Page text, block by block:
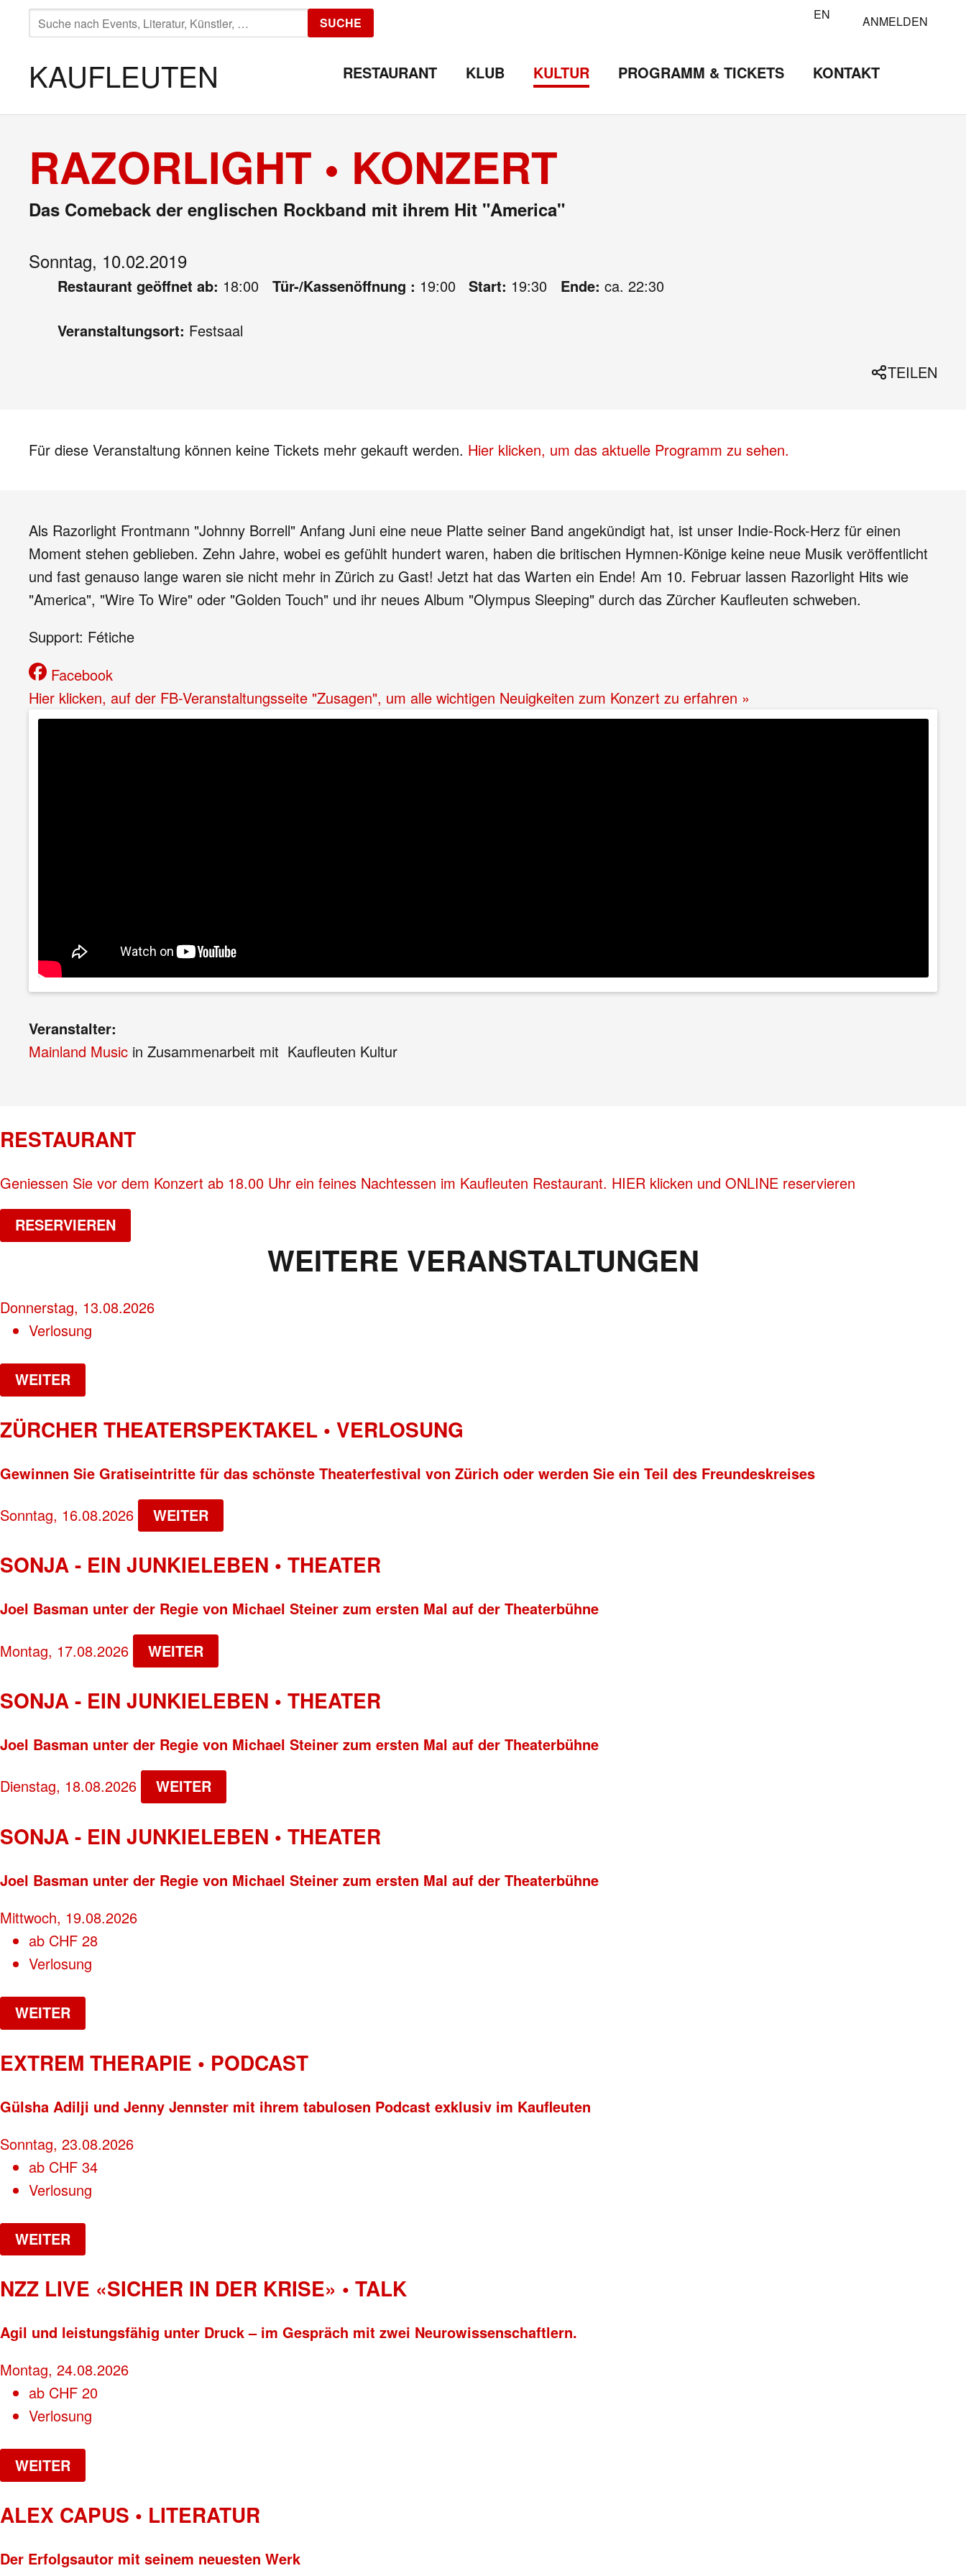
SUCHE
NACH:
SUCHE EN ANMELDEN
KAUFLEUTEN RESTAURANT KLUB KULTUR PROGRAMM & TICKETS KONTAKT
RAZORLIGHT • KONZERT
Das Comeback der englischen Rockband mit ihrem Hit "America"
Sonntag, 10.02.2019
Restaurant geöffnet ab: 18:00 Tür-/Kassenöffnung : 19:00 Start: 19:30 Ende: ca. 22:30
Veranstaltungsort: Festsaal
TEILEN
Für diese Veranstaltung können keine Tickets mehr gekauft werden. Hier klicken, um das aktuelle Programm zu sehen.
Als Razorlight Frontmann "Johnny Borrell" Anfang Juni eine neue Platte seiner Band angekündigt hat, ist unser Indie-Rock-Herz für einen
Moment stehen geblieben. Zehn Jahre, wobei es gefühlt hundert waren, haben die britischen Hymnen-Könige keine neue Musik veröffentlicht
und fast genauso lange waren sie nicht mehr in Zürich zu Gast! Jetzt hat das Warten ein Ende! Am 10. Februar lassen Razorlight Hits wie
"America", "Wire To Wire" oder "Golden Touch" und ihr neues Album "Olympus Sleeping" durch das Zürcher Kaufleuten schweben.
Support: Fétiche
Facebook
Hier klicken, auf der FB-Veranstaltungsseite "Zusagen", um alle wichtigen Neuigkeiten zum Konzert zu erfahren »
Veranstalter:
Mainland Music in Zusammenarbeit mit Kaufleuten Kultur
RESTAURANT
Geniessen Sie vor dem Konzert ab 18.00 Uhr ein feines Nachtessen im Kaufleuten Restaurant. HIER klicken und ONLINE reservieren
RESERVIEREN
WEITERE VERANSTALTUNGEN
Donnerstag, 13.08.2026
Verlosung
WEITER
ZÜRCHER THEATERSPEKTAKEL • VERLOSUNG
Gewinnen Sie Gratiseintritte für das schönste Theaterfestival von Zürich oder werden Sie ein Teil des Freundeskreises
Sonntag, 16.08.2026 WEITER
SONJA - EIN JUNKIELEBEN • THEATER
Joel Basman unter der Regie von Michael Steiner zum ersten Mal auf der Theaterbühne
Montag, 17.08.2026 WEITER
SONJA - EIN JUNKIELEBEN • THEATER
Joel Basman unter der Regie von Michael Steiner zum ersten Mal auf der Theaterbühne
Dienstag, 18.08.2026 WEITER
SONJA - EIN JUNKIELEBEN • THEATER
Joel Basman unter der Regie von Michael Steiner zum ersten Mal auf der Theaterbühne
Mittwoch, 19.08.2026
ab CHF 28
Verlosung
WEITER
EXTREM THERAPIE • PODCAST
Gülsha Adilji und Jenny Jennster mit ihrem tabulosen Podcast exklusiv im Kaufleuten
Sonntag, 23.08.2026
ab CHF 34
Verlosung
WEITER
NZZ LIVE «SICHER IN DER KRISE» • TALK
Agil und leistungsfähig unter Druck – im Gespräch mit zwei Neurowissenschaftlern.
Montag, 24.08.2026
ab CHF 20
Verlosung
WEITER
ALEX CAPUS • LITERATUR
Der Erfolgsautor mit seinem neuesten Werk